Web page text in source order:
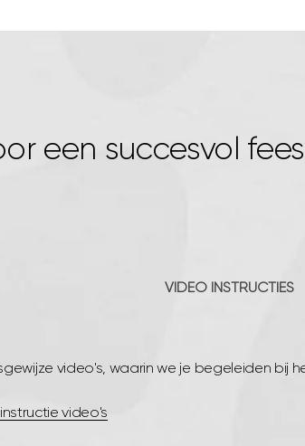
een succesvol
VIDEO INSTRUCTIES
video's, waarin we je begeleiden bij
video's